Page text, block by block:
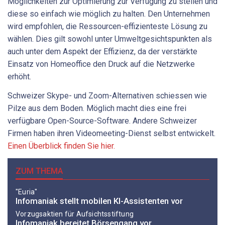
diese so einfach wie möglich zu halten. Den Unternehmen
wird empfohlen, die Ressourcen-effizienteste Lösung zu
wählen. Dies gilt sowohl unter Umweltgesichtspunkten als
auch unter dem Aspekt der Effizienz, da der verstärkte
Einsatz von Homeoffice den Druck auf die Netzwerke
erhöht.
Schweizer Skype- und Zoom-Alternativen schiessen wie
Pilze aus dem Boden. Möglich macht dies eine frei
verfügbare Open-Source-Software. Andere Schweizer
Firmen haben ihren Videomeeting-Dienst selbst entwickelt.
Einen Überblick finden Sie hier.
ZUM THEMA
"Euria"
Infomaniak stellt mobilen KI-Assistenten vor
Vorzugsaktien für Aufsichtsstiftung